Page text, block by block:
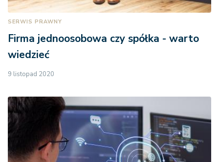
SERWIS PRAWNY
Firma jednoosobowa czy spółka - warto
wiedzieć
9 listopad 2020